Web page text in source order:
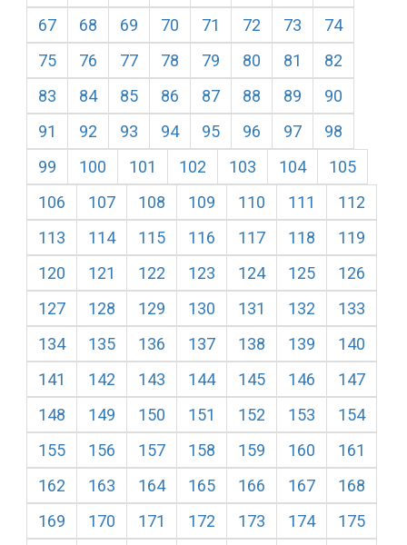
67
68 69 70 71 72 73
74
75
76 77 78 79 80 81
82
83
84 85 86 87 88 89
90
91
92 93 94 95 96 97
98
99
100 101 102 103 104
105
106
107 108 109 110 111
112
113
114 115 116 117 118
119
120
121 122 123 124 125
126
127
128 129 130 131 132
133
134
135 136 137 138 139
140
141
142 143 144 145 146
147
148
149 150 151 152 153
154
155
156 157 158 159 160
161
162
163 164 165 166 167
168
169
170 171 172 173 174
175